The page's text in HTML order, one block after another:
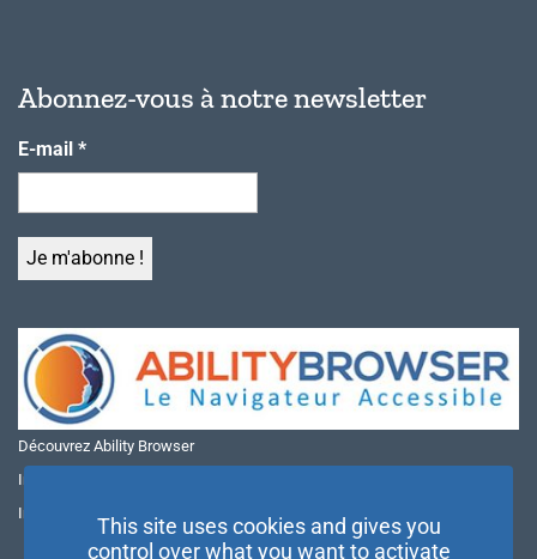
Abonnez-vous à notre newsletter
E-mail *
Découvrez Ability Browser
Installer Ability Browser sur Windows
Installer Ability Browser sur Mac
This site uses cookies and gives you
control over what you want to activate